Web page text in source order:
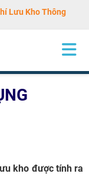
Lưu Kho Thông
PHÍ LƯU
kho được tính ra